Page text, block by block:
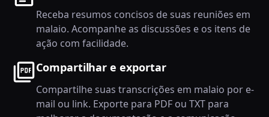
Receba resumos concisos de suas reuniões em
malaio. Acompanhe as discussões e os itens de
ação com facilidade.
Compartilhar e exportar
Compartilhe suas transcrições em malaio por e-
mail ou link. Exporte para PDF ou TXT para